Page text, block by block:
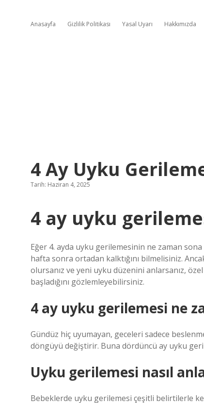
Anasayfa Gizlilik Politikası Yasal Uyarı Hakkımızda
4 Ay Uyku
Tarih: Haziran 4, 2025
4 ay uyku
Eğer 4. ayda uyku gerilemesinin ne zaman
hafta sonra ortadan kalktığını bilmelisiniz.
olursanız ve yeni uyku düzenini anlarsanız,
başladığını gözlemleyebilirsiniz.
4 ay uyku gerilemesi ne
Gündüz hiç uyumayan, geceleri sadece
döngüyü değiştirir. Buna dördüncü ay uyku
Uyku gerilemesi nasıl
Bebeklerde uyku gerilemesi çeşitli belirtilerle